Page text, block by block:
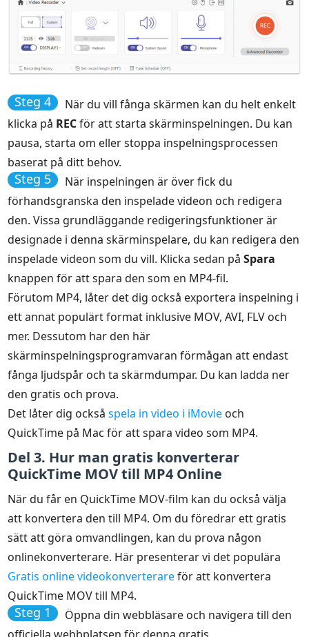
Steg 4
När du vill fånga skärmen kan du helt enkelt
klicka på RECför att starta skärminspelningen. Du kan
pausa, starta om eller stoppa inspelningsprocessen
baserat på ditt behov.
Steg 5
När inspelningen är över fick du
förhandsgranska den inspelade videon och redigera
den. Vissa grundläggande redigeringsfunktioner är
designade i denna skärminspelare, du kan redigera den
inspelade videon som du vill. Klicka sedan påSpara
knappen för att spara den som en MP4-fil.
Förutom MP4, låter det dig också exportera inspelning i
ett annat populärt format inklusive MOV, AVI, FLV och
mer. Dessutom har den här
skärminspelningsprogramvaran förmågan att endast
fånga ljudspår och ta skärmdumpar. Du kan ladda ner
den gratis och prova.
Det låter dig ocksåspela in video i iMovie och
QuickTime på Mac för att spara video som MP4.
Del 3. Hur man gratis konverterar
QuickTime MOV till MP4 Online
När du får en QuickTime MOV-film kan du också välja
att konvertera den till MP4. Om du föredrar ett gratis
sätt att göra omvandlingen, kan du prova någon
onlinekonverterare. Här presenterar vi det populära
Gratis online videokonverterareför att konvertera
QuickTime MOV till MP4.
Steg 1
Öppna din webbläsare och navigera till den